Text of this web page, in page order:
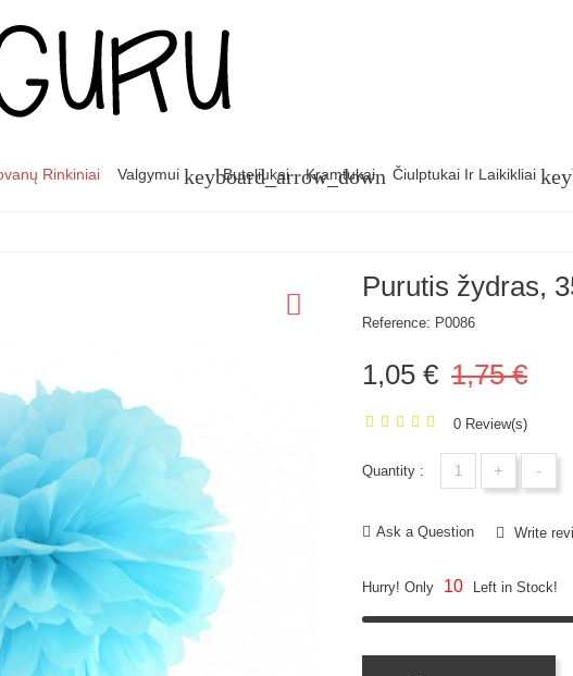
Rinkiniai Valgymui keyboard_arrow_down
Buteliukai Kramtukai Čiulptukai Ir Laikikliai
Purutis žydras,
Reference: P0086
1,05 € 1,75 €
0 Review(s)
Quantity : + -
Ask a Question Write
Hurry! Only 10 Left in Stock!